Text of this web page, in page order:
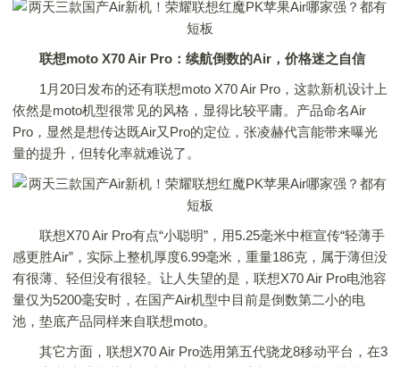
联想moto X70 Air Pro：续航倒数的Air，价格迷之自信
1月20日发布的还有联想moto X70 Air Pro，这款新机设计上
依然是moto机型很常见的风格，显得比较平庸。产品命名Air
Pro，显然是想传达既Air又Pro的定位，张凌赫代言能带来曝光
量的提升，但转化率就难说了。
联想X70 Air Pro有点“小聪明”，用5.25毫米中框宣传“轻薄手
感更胜Air”，实际上整机厚度6.99毫米，重量186克，属于薄但没
有很薄、轻但没有很轻。让人失望的是，联想X70 Air Pro电池容
量仅为5200毫安时，在国产Air机型中目前是倒数第二小的电
池，垫底产品同样来自联想moto。
其它方面，联想X70 Air Pro选用第五代骁龙8移动平台，在3